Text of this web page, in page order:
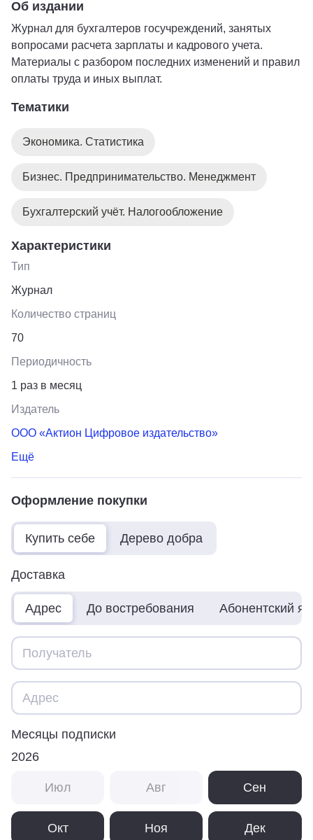
Об издании
Журнал для бухгалтеров госучреждений, занятых
вопросами расчета зарплаты и кадрового учета.
Материалы с разбором последних изменений и правил
оплаты труда и иных выплат.
Тематики
Экономика. Статистика
Бизнес. Предпринимательство. Менеджмент
Бухгалтерский учёт. Налогообложение
Характеристики
Тип
Журнал
Количество страниц
70
Периодичность
1 раз в месяц
Издатель
ООО «Актион Цифровое издательство»
Ещё
Оформление покупки
Купить себе Дерево добра
Доставка
Адрес До востребования Абонентский
Месяцы подписки
2026
Июл Авг Сен
Окт Ноя Дек